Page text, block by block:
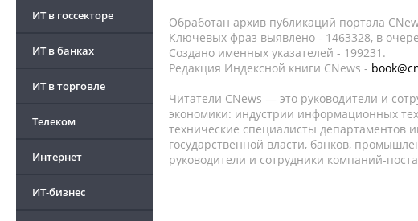
ИТ в госсекторе
ИТ в банках
ИТ в торговле
Телеком
Интернет
ИТ-бизнес
Обработан архив публикаций портала
Ключевых фраз выявлено - 1463328, в
Создано именных указателей - 199231.
Редакция Индексной книги CNews -
Читатели CNews — это руководители и
экономики: индустрии информационных
технические специалисты департаментов
государственной власти, банков,
руководители и сотрудники компаний-